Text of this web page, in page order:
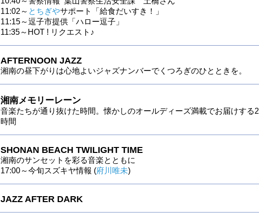
11:02～ とちぎやサポート「給食だいすき！」
11:15～逗子市提供「ハロー逗子」
11:35～HOT ! リクエスト♪
AFTERNOON JAZZ
湘南の昼下がりは心地よいジャズナンバーでくつろぎのひとときを。
湘南メモリーレーン
音楽たちが通り抜けた時間。懐かしのオールディーズ満載でお届けする2
時間
SHONAN BEACH TWILIGHT TIME
湘南のサンセットを彩る音楽とともに
17:00～今旬スズキヤ情報 (府川唯未)
JAZZ AFTER DARK